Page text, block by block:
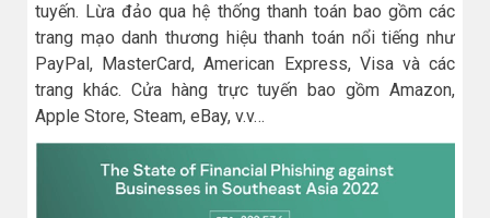
tuyến. Lừa đảo qua hệ thống thanh toán bao gồm các
trang mạo danh thương hiệu thanh toán nổi tiếng như
PayPal, MasterCard, American Express, Visa và các
trang khác. Cửa hàng trực tuyến bao gồm Amazon,
Apple Store, Steam, eBay, v.v…